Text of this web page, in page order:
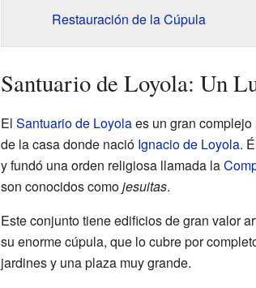
Restauración de la Cúpula
Santuario de Loyola: Un
El Santuario de Loyolaes un gran complejo
de la casa donde nació Ignacio de Loyola.
y fundó una orden religiosa llamada la
son conocidos comojesuitas.
Este conjunto tiene edificios de gran valor
su enorme cúpula, que lo cubre por
jardines y una plaza muy grande.